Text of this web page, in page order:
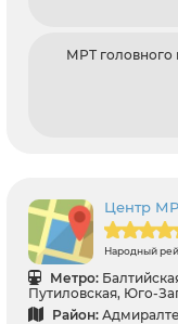
МРТ головного
Центр
Народный
Метро:
Путиловская, Юго-
Район: